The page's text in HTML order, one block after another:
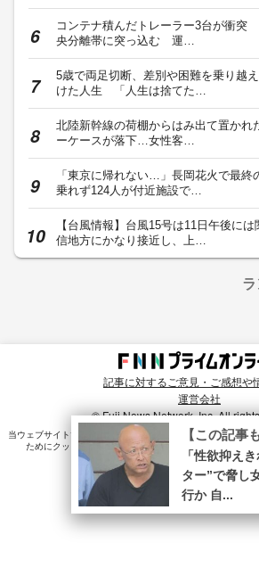
コンテナ積んだトレーラー3台が衝突
央分離帯に突っ込む 運…
5歳で両足切断、差別や困難を乗り越
けた人生 「人生は捨てた…
北陸新幹線の荷棚からはみ出て置かれ
ーケースが落下…女性客…
「東京に帰れない…」長岡花火で最終
乗れず124人が付近施設で…
【台風情報】台風15号は11日午後には
信地方にかなり接近し、上…
記事に対するご意見・ご感想や
運営会社
© Fuji News Network, Inc. All
当ウェブサイトでは、ユーザのニーズ・興味・関⼼に合致した
ためにクッキーを使⽤しています。詳細は、
プライバシー
【この記事
「性欲抑え
ター”で脅し
行か 自...